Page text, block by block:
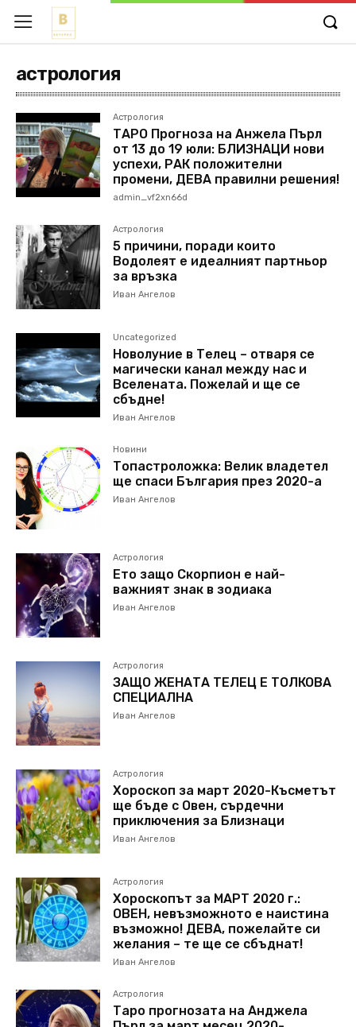
астрология
Астрология
ТАРО Прогноза на Анжела Пърл
от 13 до 19 юли: БЛИЗНАЦИ нови
успехи, РАК положителни
промени, ДЕВА правилни решения!
admin_vf2xn66d
Астрология
5 причини, поради които
Водолеят е идеалният партньор
за връзка
Иван Ангелов
Uncategorized
Новолуние в Телец – отваря се
магически канал между нас и
Вселената. Пожелай и ще се
сбъдне!
Иван Ангелов
Новини
Топастроложка: Велик владетел
ще спаси България през 2020-а
Иван Ангелов
Астрология
Ето защо Скорпион е най-
важният знак в зодиака
Иван Ангелов
Астрология
ЗАЩО ЖЕНАТА ТЕЛЕЦ Е ТОЛКОВА
СПЕЦИАЛНА
Иван Ангелов
Астрология
Хороскоп за март 2020-Късметът
ще бъде с Овен, сърдечни
приключения за Близнаци
Иван Ангелов
Астрология
Хороскопът за МАРТ 2020 г.:
ОВЕН, невъзможното е наистина
възможно! ДЕВА, пожелайте си
желания – те ще се сбъднат!
Иван Ангелов
Астрология
Таро прогнозата на Анджела